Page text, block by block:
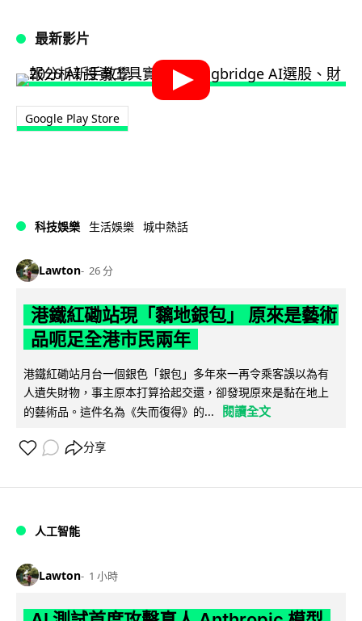
最新影片
Google Play Store
科技娛樂 生活娛樂 城中熱話
Lawton 26 分
港鐵紅磡站現「黐地銀包」 原來是藝術
品呃足全港市民兩年
港鐵紅磡站月台一個銀色「銀包」多年來一再令乘客誤以為有
人遺失財物，事主原本打算拾起交還，卻發現原來是黏在地上
的藝術品。這件名為《失而復得》的...
閱讀全文
分享
人工智能
Lawton 1 小時